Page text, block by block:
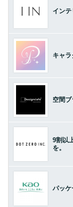
イン
キャ
空間ブ
9割以
を。
パッケ